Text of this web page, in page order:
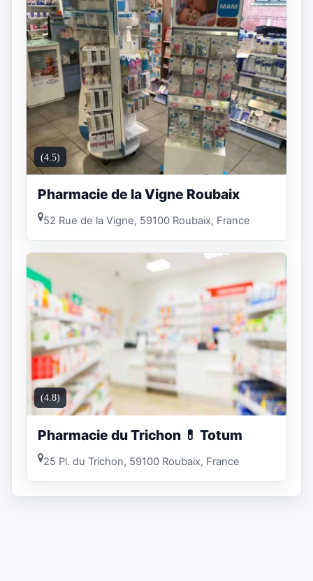
(4.5)
Pharmacie de la Vigne Roubaix
52 Rue de la Vigne, 59100 Roubaix, France
(4.8)
Pharmacie du Trichon 💊 Totum
25 Pl. du Trichon, 59100 Roubaix, France